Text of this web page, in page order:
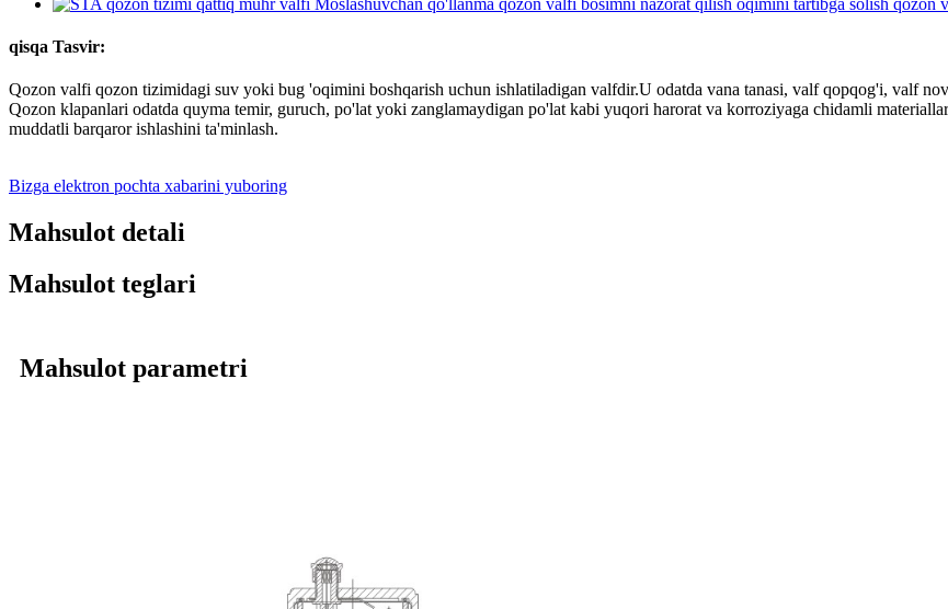
qisqa Tasvir:
Qozon valfi qozon tizimidagi suv yoki bug 'oqimini boshqarish uchun ishlatiladigan valfdir.U odatda vana tanasi, valf qopqog'i, valf
Qozon klapanlari odatda quyma temir, guruch, po'lat yoki zanglamaydigan po'lat kabi yuqori harorat va korroziyaga chidamli
muddatli barqaror ishlashini ta'minlash.
Bizga elektron pochta xabarini yuboring
Mahsulot detali
Mahsulot teglari
Mahsulot parametri